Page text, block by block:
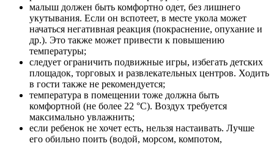
малыш должен быть комфортно одет, без лишнего
укутывания. Если он вспотеет, в месте укола может
начаться негативная реакция (покраснение, опухание и
др.). Это также может привести к повышению
температуры;
следует ограничить подвижные игры, избегать детских
площадок, торговых и развлекательных центров. Ходить
в гости также не рекомендуется;
температура в помещении тоже должна быть
комфортной (не более 22 °С). Воздух требуется
максимально увлажнить;
если ребенок не хочет есть, нельзя настаивать. Лучше
его обильно поить (водой, морсом, компотом,